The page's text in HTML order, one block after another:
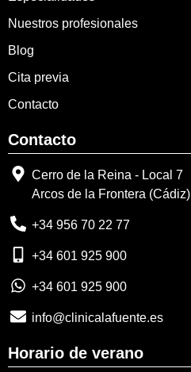
Nuestros profesionales
Blog
Cita previa
Contacto
Contacto
Cerro de la Reina - Local 7
Arcos de la Frontera (Cádiz)
+34 956 70 22 77
+34 601 925 900
+34 601 925 900
info@clinicalafuente.es
Horario de verano